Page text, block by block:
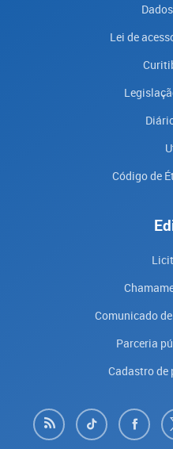
Lei de
Código de
Comunicado
Parceria
Cadastro de